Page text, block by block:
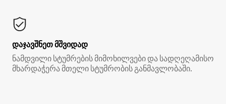
დაჯავშნეთ მშვიდად
ნამდვილი სტუმრების მიმოხილვები და სადღეღამისო
მხარდაჭერა მთელი სტუმრობის განმავლობაში.